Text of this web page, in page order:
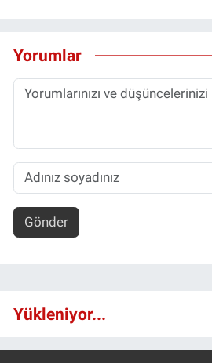
Yorumlar
Gönder
Yükleniyor...